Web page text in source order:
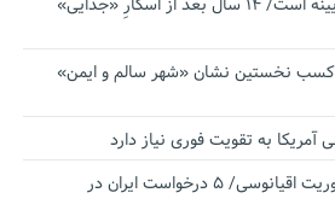
کسب نخستین نشان «شهر سالم و ایمن»
به تقویت فوری نیاز دارد
اقتدار ناوگروه ۱۰۳ در مأموریت‌ اقیانوسی/ ۵ درخواست ایران در